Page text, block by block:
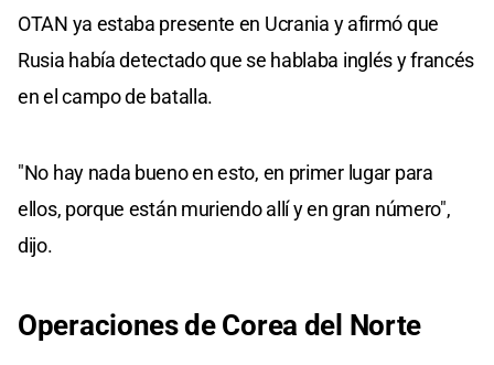
OTAN ya estaba presente en Ucrania y afirmó que
Rusia había detectado que se hablaba inglés y francés
en el campo de batalla.
"No hay nada bueno en esto, en primer lugar para
ellos, porque están muriendo allí y en gran número",
dijo.
Operaciones de Corea del Norte